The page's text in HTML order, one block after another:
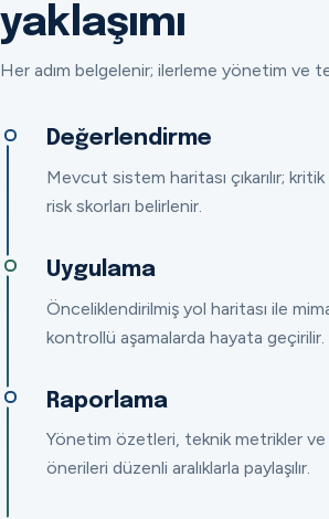
yaklaşımı
Her adım belgelenir; ilerleme yönetim ve
Değerlendirme
Mevcut sistem haritası çıkarılır; kritik
risk skorları belirlenir.
Uygulama
Önceliklendirilmiş yol haritası ile
kontrollü aşamalarda hayata geçirilir.
Raporlama
Yönetim özetleri, teknik metrikler
önerileri düzenli aralıklarla paylaşılır.